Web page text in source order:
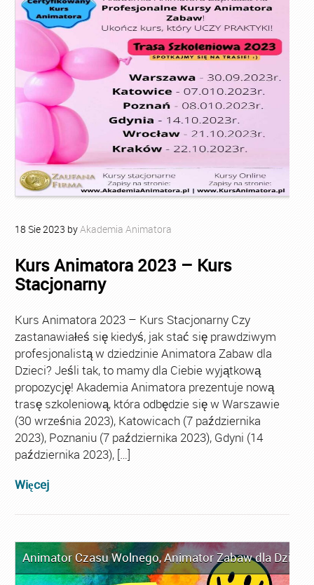
18 Sie2023 byAkademia Animatora
Kurs Animatora 2023 – Kurs
Stacjonarny
Kurs Animatora 2023 – Kurs Stacjonarny Czy
zastanawiałeś się kiedyś, jak stać się prawdziwym
profesjonalistą w dziedzinie Animatora Zabaw dla
Dzieci? Jeśli tak, to mamy dla Ciebie wyjątkową
propozycję! Akademia Animatora prezentuje nową
trasę szkoleniową, która odbędzie się w Warszawie
(30 września 2023), Katowicach (7 października
2023), Poznaniu (7 października 2023), Gdyni (14
października 2023), […]
Więcej
Animator Czasu Wolnego,Animator Zabaw dla Dzieci